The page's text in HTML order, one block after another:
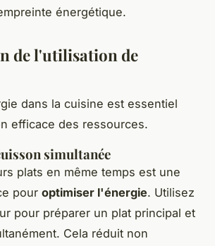
énergétique.
de l'utilisation de
dans la cuisine est essentiel
efficace des ressources.
simultanée
plats en même temps est une
pour optimiser l'énergie. Utilisez
pour préparer un plat principal et
Cela réduit non